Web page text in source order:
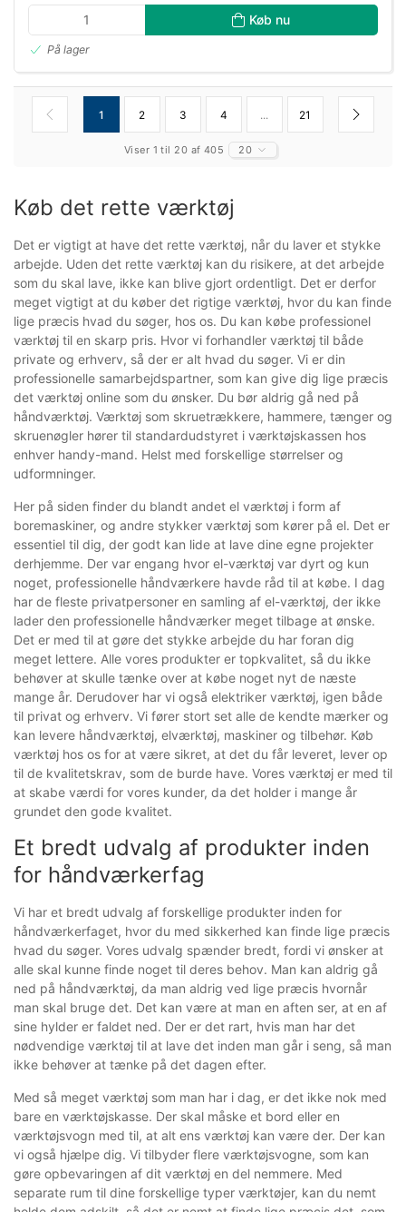
Køb nu
På lager
1 2 3 4 ... 21
Viser 1 til 20 af 405 20
Køb det rette værktøj
Det er vigtigt at have det rette værktøj, når du laver et stykke
arbejde. Uden det rette værktøj kan du risikere, at det arbejde
som du skal lave, ikke kan blive gjort ordentligt. Det er derfor
meget vigtigt at du køber det rigtige værktøj, hvor du kan finde
lige præcis hvad du søger, hos os. Du kan købe professionel
værktøj til en skarp pris. Hvor vi forhandler værktøj til både
private og erhverv, så der er alt hvad du søger. Vi er din
professionelle samarbejdspartner, som kan give dig lige præcis
det værktøj online som du ønsker. Du bør aldrig gå ned på
håndværktøj. Værktøj som skruetrækkere, hammere, tænger og
skruenøgler hører til standardudstyret i værktøjskassen hos
enhver handy-mand. Helst med forskellige størrelser og
udformninger.
Her på siden finder du blandt andet el værktøj i form af
boremaskiner, og andre stykker værktøj som kører på el. Det er
essentiel til dig, der godt kan lide at lave dine egne projekter
derhjemme. Der var engang hvor el-værktøj var dyrt og kun
noget, professionelle håndværkere havde råd til at købe. I dag
har de fleste privatpersoner en samling af el-værktøj, der ikke
lader den professionelle håndværker meget tilbage at ønske.
Det er med til at gøre det stykke arbejde du har foran dig
meget lettere. Alle vores produkter er topkvalitet, så du ikke
behøver at skulle tænke over at købe noget nyt de næste
mange år. Derudover har vi også elektriker værktøj, igen både
til privat og erhverv. Vi fører stort set alle de kendte mærker og
kan levere håndværktøj, elværktøj, maskiner og tilbehør. Køb
værktøj hos os for at være sikret, at det du får leveret, lever op
til de kvalitetskrav, som de burde have. Vores værktøj er med til
at skabe værdi for vores kunder, da det holder i mange år
grundet den gode kvalitet.
Et bredt udvalg af produkter inden
for håndværkerfag
Vi har et bredt udvalg af forskellige produkter inden for
håndværkerfaget, hvor du med sikkerhed kan finde lige præcis
hvad du søger. Vores udvalg spænder bredt, fordi vi ønsker at
alle skal kunne finde noget til deres behov. Man kan aldrig gå
ned på håndværktøj, da man aldrig ved lige præcis hvornår
man skal bruge det. Det kan være at man en aften ser, at en af
sine hylder er faldet ned. Der er det rart, hvis man har det
nødvendige værktøj til at lave det inden man går i seng, så man
ikke behøver at tænke på det dagen efter.
Med så meget værktøj som man har i dag, er det ikke nok med
bare en værktøjskasse. Der skal måske et bord eller en
værktøjsvogn med til, at alt ens værktøj kan være der. Der kan
vi også hjælpe dig. Vi tilbyder flere værktøjsvogne, som kan
gøre opbevaringen af dit værktøj en del nemmere. Med
separate rum til dine forskellige typer værktøjer, kan du nemt